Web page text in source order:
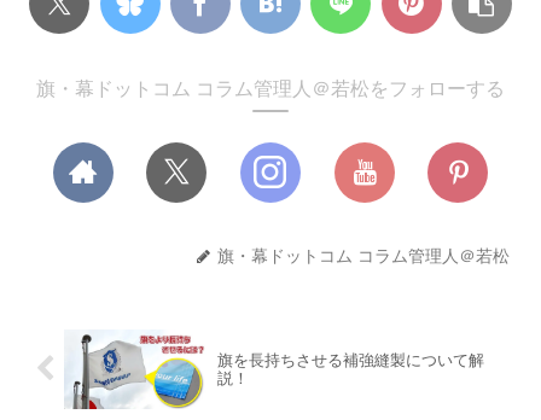
旗・幕ドットコム コラム管理人＠若松をフォローする
旗・幕ドットコム コラム管理人＠若松
旗を長持ちさせる補強縫製について解
説！